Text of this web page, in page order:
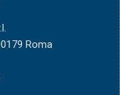
Roma